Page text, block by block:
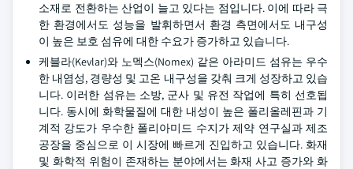
소재로 전환하는 산업이 늘고 있다는 점입니다. 이에 따라 극
한 환경에서도 성능을 발휘하면서 환경 측면에서도 내구성
이 높은 보호 섬유에 대한 수요가 증가하고 있습니다.
케블라(Kevlar)와 노멕스(Nomex) 같은 아라미드 섬유는 우수
한 내염성, 경량성 및 고온 내구성을 갖춰 크게 성장하고 있습
니다. 이러한 섬유는 소방, 군사 및 유전 작업에 특히 선호됩
니다. 동시에 화학물질에 대한 내성이 높은 폴리올레핀과 기
계적 강도가 우수한 폴리아미드 수지가 제약 연구실과 제조
공장을 중심으로 이 시장에 빠르게 진입하고 있습니다. 화재
및 화학적 위험이 존재하는 분야에서는 화재 사고 증가와 화